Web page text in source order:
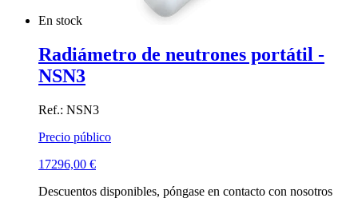
En stock
Radiámetro de neutrones portátil -
NSN3
Ref.: NSN3
Precio público
17296,00 €
Descuentos disponibles, póngase en contacto con nosotros